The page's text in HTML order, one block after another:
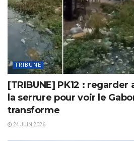
TRIBUNE
[TRIBUNE] PK12 :
la serrure pour voir le
transforme
24 JUIN 2026